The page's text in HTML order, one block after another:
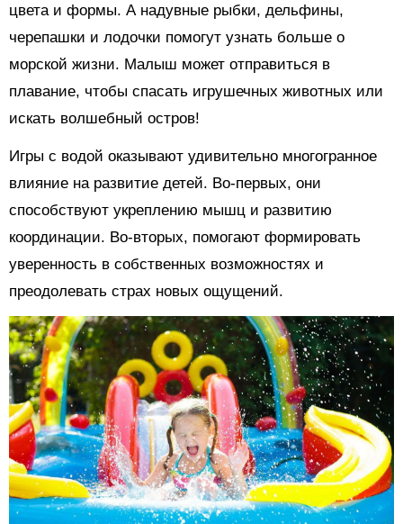
цвета и формы. А надувные рыбки, дельфины,
черепашки и лодочки помогут узнать больше о
морской жизни. Малыш может отправиться в
плавание, чтобы спасать игрушечных животных или
искать волшебный остров!
Игры с водой оказывают удивительно многогранное
влияние на развитие детей. Во-первых, они
способствуют укреплению мышц и развитию
координации. Во-вторых, помогают формировать
уверенность в собственных возможностях и
преодолевать страх новых ощущений.